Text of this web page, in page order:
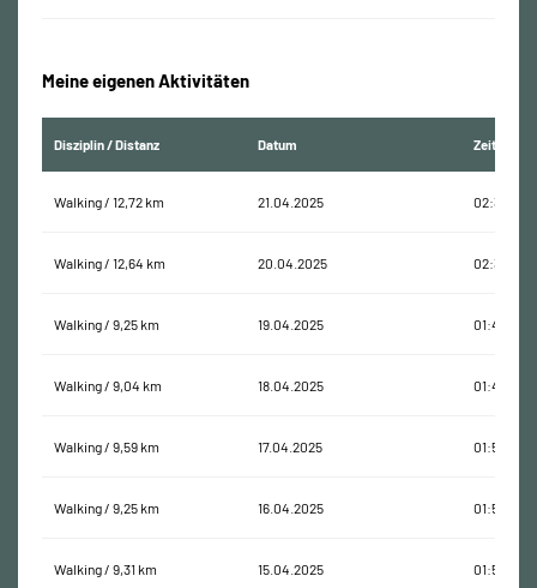
Meine eigenen Aktivitäten
Disziplin / Distanz Datum Zeit
Walking / 12,72 km 21.04.2025 02:36:27
Walking / 12,64 km 20.04.2025 02:30:40
Walking / 9,25 km 19.04.2025 01:49:06
Walking / 9,04 km 18.04.2025 01:42:36
Walking / 9,59 km 17.04.2025 01:51:35
Walking / 9,25 km 16.04.2025 01:55:47
Walking / 9,31 km 15.04.2025 01:56:33